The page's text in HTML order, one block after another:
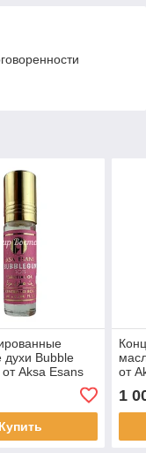
Bubble
Aksa Esans
Купить
от
1